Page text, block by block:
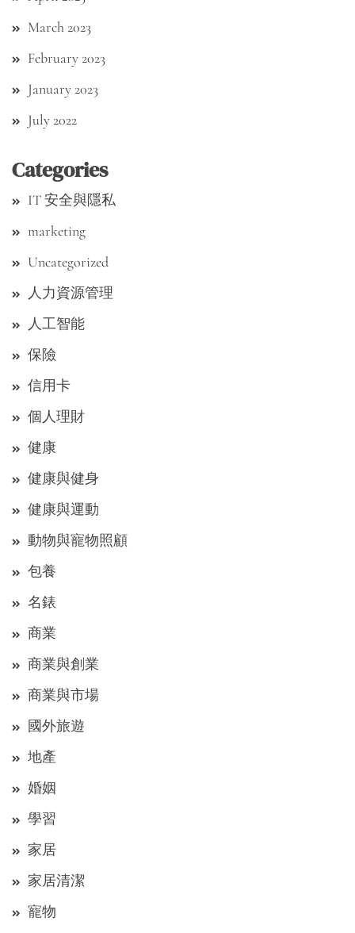
March 2023
February 2023
January 2023
July 2022
Categories
IT 安全與隱私
marketing
Uncategorized
人力資源管理
人工智能
保險
信用卡
個人理財
健康
健康與健身
健康與運動
動物與寵物照顧
包養
名錶
商業
商業與創業
商業與市場
國外旅遊
地產
婚姻
學習
家居
家居清潔
寵物